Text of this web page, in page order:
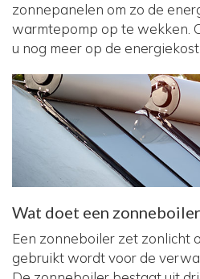
zonnepanelen om zo de
warmtepomp op te wekken.
u nog meer op de
Wat doet een
Een zonneboiler zet zonlicht
gebruikt wordt voor de